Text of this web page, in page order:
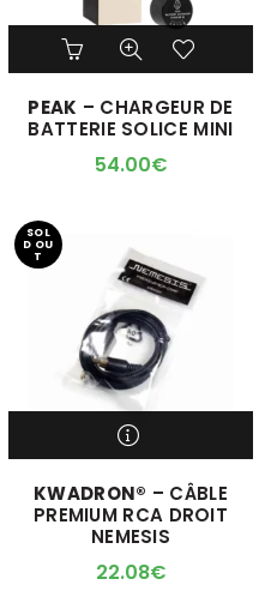
PEAK – CHARGEUR DE
BATTERIE SOLICE MINI
54.00€
SOL
D OU
T
M'ALERTER QUAND
L'ARTICLE SERA DISPO !
KWADRON® – CÂBLE
PREMIUM RCA DROIT
NEMESIS
22.08€